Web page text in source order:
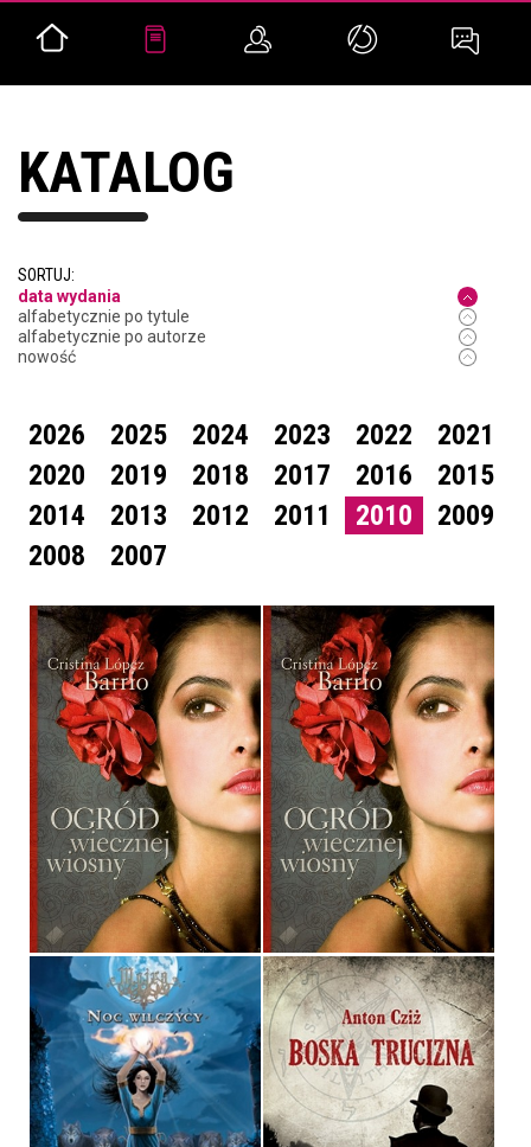
KATALOG
SORTUJ:
data wydania
alfabetycznie po tytule
alfabetycznie po autorze
nowość
2026 2025 2024 2023 2022
2021
2020
2019 2018 2017 2016
2015
2014
2013 2012 2011 2010
2009
2008
2007
OGRÓD WIECZNEJ
WIOSNY
CRISTINA LÓPEZ BARRIO
OPRAWA MIĘKKA
32,90 ZŁ
OGRÓD WIECZNEJ
WIOSNY
CRISTINA LÓPEZ BARRIO
OPRAWA TWARDA
36,90 ZŁ
MOJRA BOSKA TRUCIZNA